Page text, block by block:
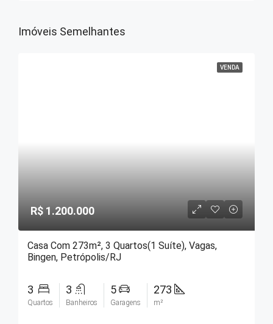
Imóveis Semelhantes
VENDA
R$ 1.200.000
Casa Com 273m², 3 Quartos(1 Suíte), Vagas,
Bingen, Petrópolis/RJ
3
Quartos
3
Banheiros
5
Garagens
273
m²